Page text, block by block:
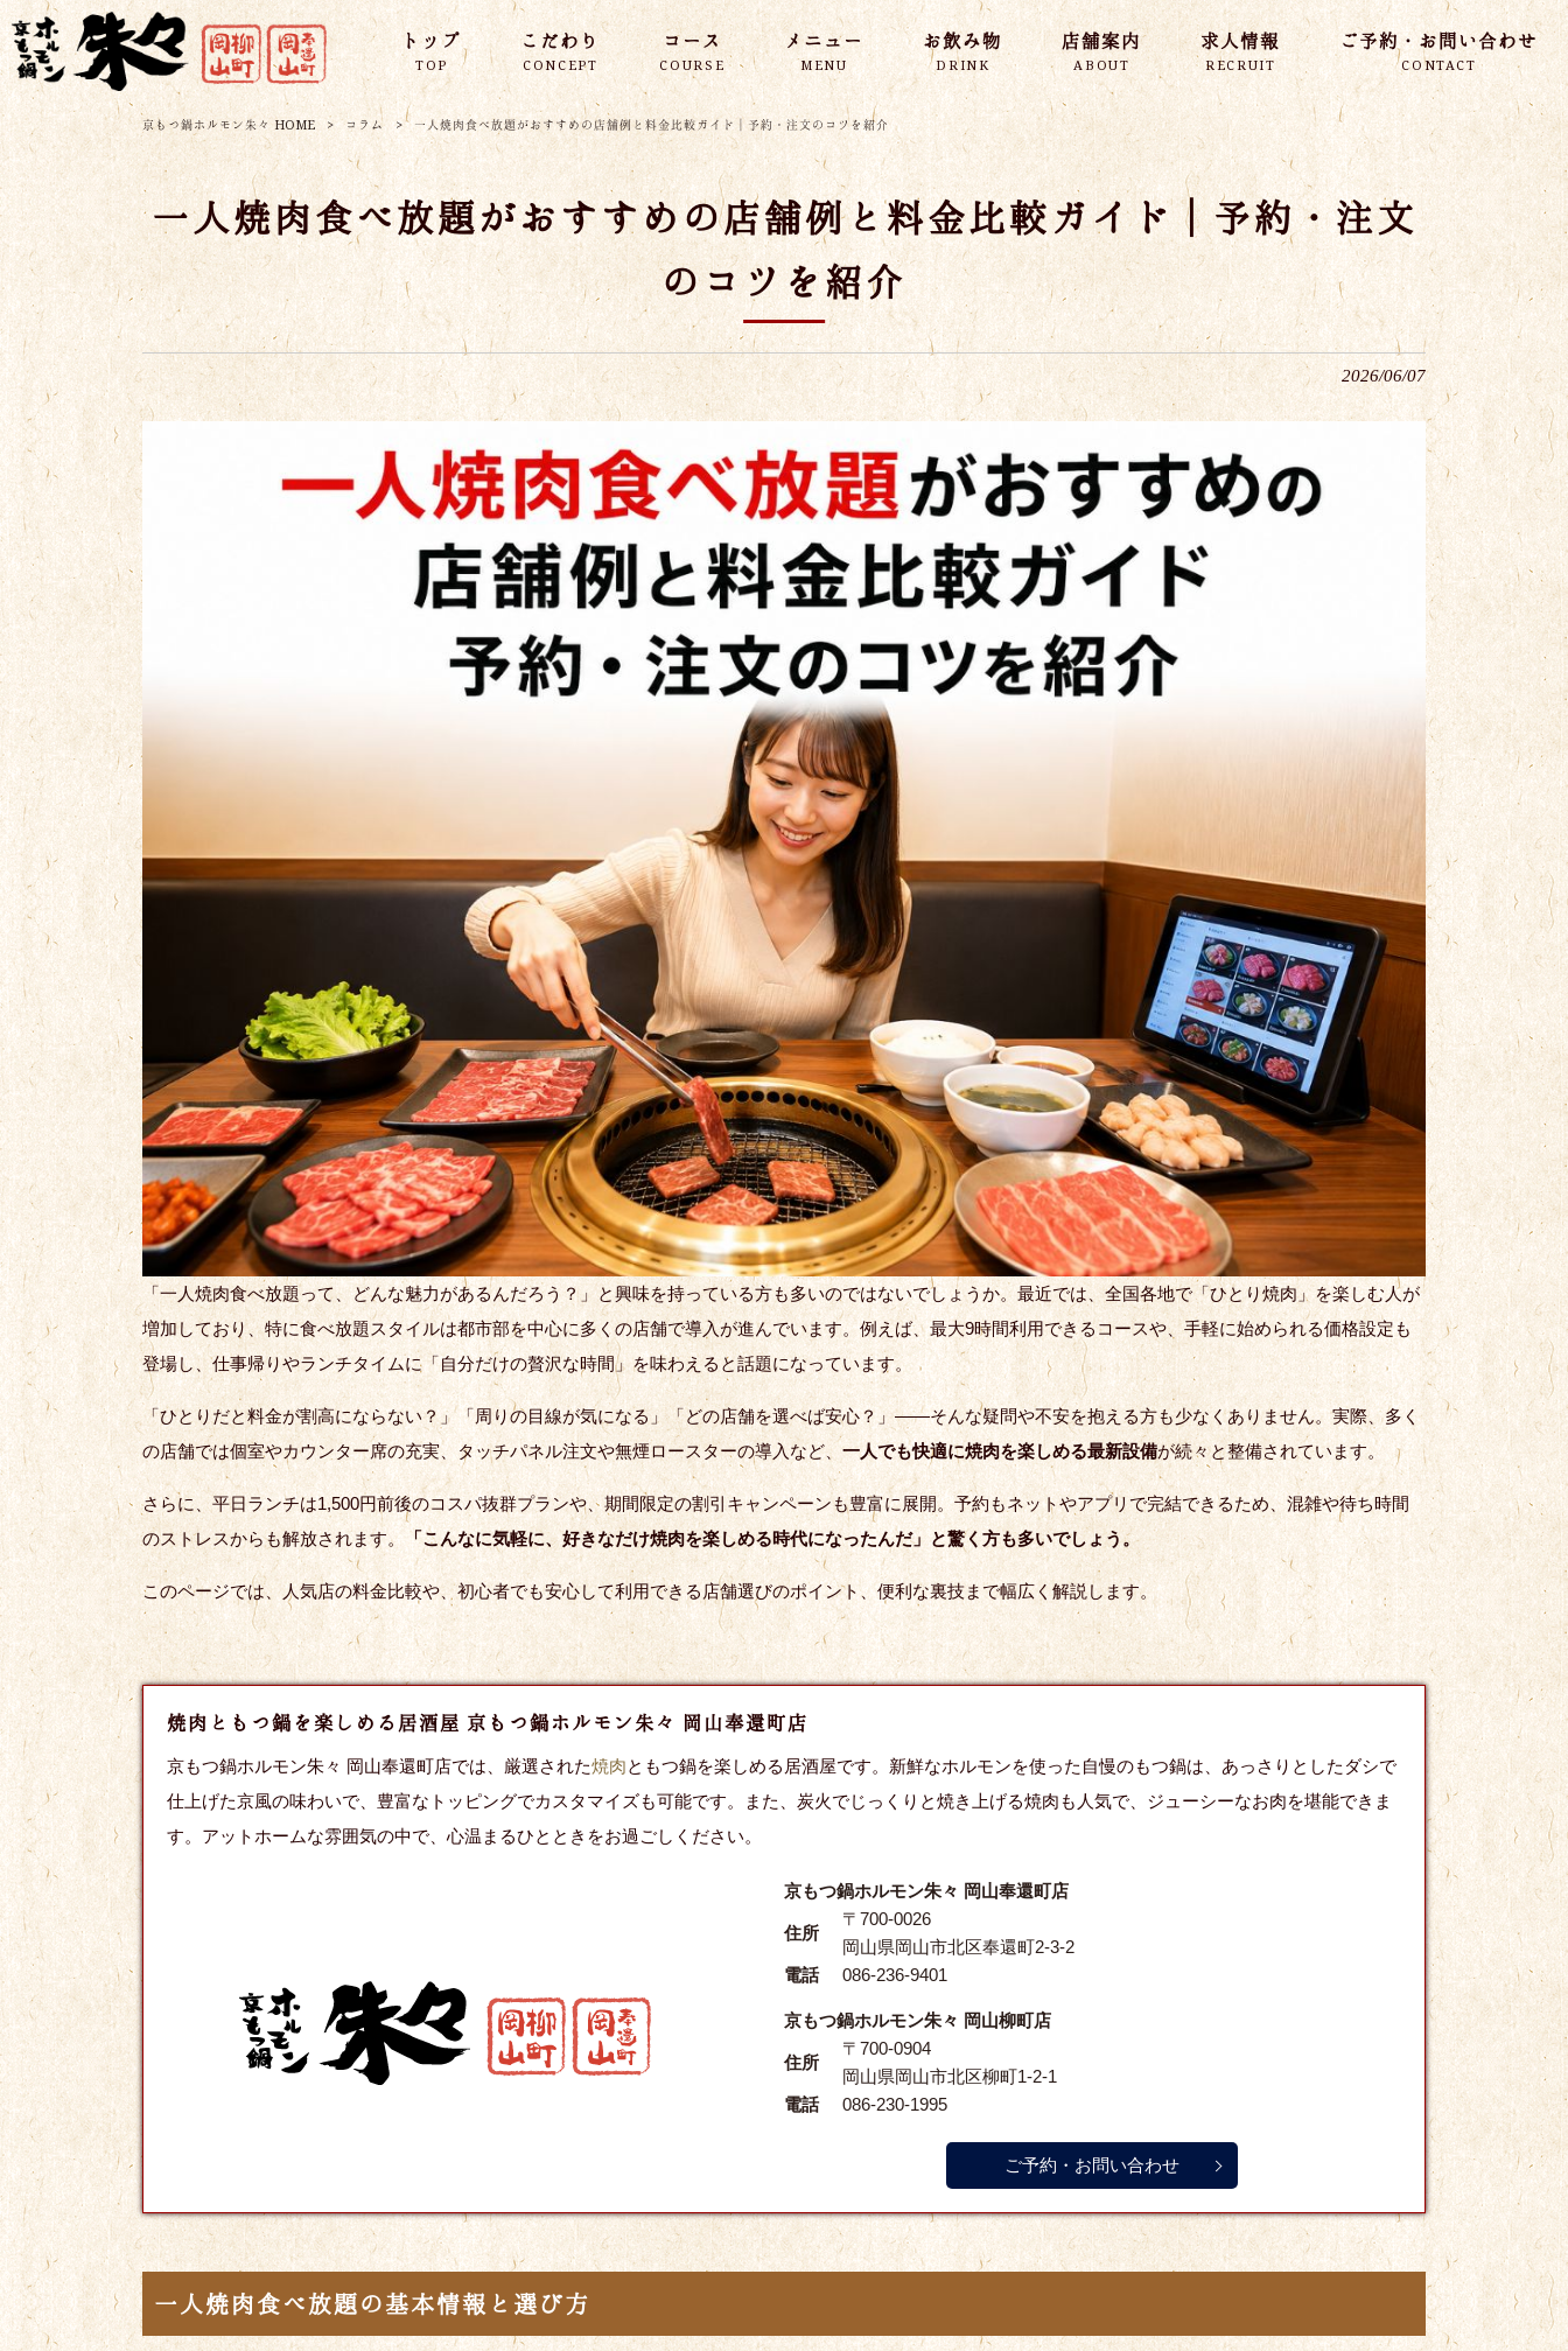
トップ
TOP
こだわり
CONCEPT
コース
COURSE
メニュー
MENU
お飲み物
DRINK
店舗案内
ABOUT
求人情報
RECRUIT
ご予約・お問い合わせ
CONTACT
京もつ鍋ホルモン朱々 HOME > コラム > 一人焼肉食べ放題がおすすめの店舗例と料金比較ガイド｜予約・注文のコツを紹介
一人焼肉食べ放題がおすすめの店舗例と料金比較ガイド｜予約・注文
のコツを紹介
2026/06/07
「一人焼肉食べ放題って、どんな魅力があるんだろう？」と興味を持っている方も多いのではないでしょうか。最近では、全国各地で「ひとり焼肉」を楽しむ人が
増加しており、特に食べ放題スタイルは都市部を中心に多くの店舗で導入が進んでいます。例えば、最大9時間利用できるコースや、手軽に始められる価格設定も
登場し、仕事帰りやランチタイムに「自分だけの贅沢な時間」を味わえると話題になっています。
「ひとりだと料金が割高にならない？」「周りの目線が気になる」「どの店舗を選べば安心？」——そんな疑問や不安を抱える方も少なくありません。実際、多く
の店舗では個室やカウンター席の充実、タッチパネル注文や無煙ロースターの導入など、一人でも快適に焼肉を楽しめる最新設備が続々と整備されています。
さらに、平日ランチは1,500円前後のコスパ抜群プランや、期間限定の割引キャンペーンも豊富に展開。予約もネットやアプリで完結できるため、混雑や待ち時間
のストレスからも解放されます。 「こんなに気軽に、好きなだけ焼肉を楽しめる時代になったんだ」と驚く方も多いでしょう。
このページでは、人気店の料金比較や、初心者でも安心して利用できる店舗選びのポイント、便利な裏技まで幅広く解説します。
焼肉ともつ鍋を楽しめる居酒屋 京もつ鍋ホルモン朱々 岡山奉還町店
京もつ鍋ホルモン朱々 岡山奉還町店では、厳選された焼肉ともつ鍋を楽しめる居酒屋です。新鮮なホルモンを使った自慢のもつ鍋は、あっさりとしたダシで
仕上げた京風の味わいで、豊富なトッピングでカスタマイズも可能です。また、炭火でじっくりと焼き上げる焼肉も人気で、ジューシーなお肉を堪能できま
す。アットホームな雰囲気の中で、心温まるひとときをお過ごしください。
京もつ鍋ホルモン朱々 岡山奉還町店
住所
〒700-0026
岡山県岡山市北区奉還町2-3-2
電話
086-236-9401
京もつ鍋ホルモン朱々 岡山柳町店
住所
〒700-0904
岡山県岡山市北区柳町1-2-1
電話
086-230-1995
ご予約・お問い合わせ
一人焼肉食べ放題の基本情報と選び方